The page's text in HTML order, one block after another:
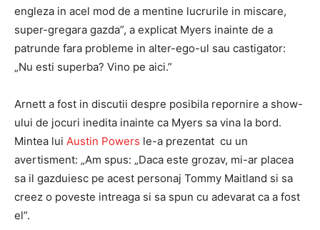
engleza in acel mod de a mentine lucrurile in miscare,
super-gregara gazda”, a explicat Myers inainte de a
patrunde fara probleme in alter-ego-ul sau castigator:
„Nu esti superba? Vino pe aici.”
Arnett a fost in discutii despre posibila repornire a show-
ului de jocuri inedita inainte ca Myers sa vina la bord.
Mintea lui Austin Powers le-a prezentat cu un
avertisment: „Am spus: „Daca este grozav, mi-ar placea
sa il gazduiesc pe acest personaj Tommy Maitland si sa
creez o poveste intreaga si sa spun cu adevarat ca a fost
el”.